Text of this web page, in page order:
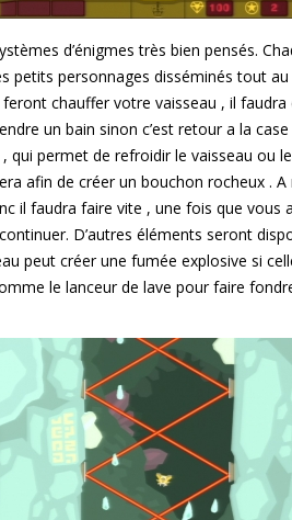
d’énigmes très bien pensés.
petits personnages disséminés tout
chauffer votre vaisseau , il
un bain sinon c’est retour a la
permet de refroidir le vaisseau ou
afin de créer un bouchon rocheux .
il faudra faire vite , une fois que vous
D’autres éléments seront
peut créer une fumée explosive si
le lanceur de lave pour faire